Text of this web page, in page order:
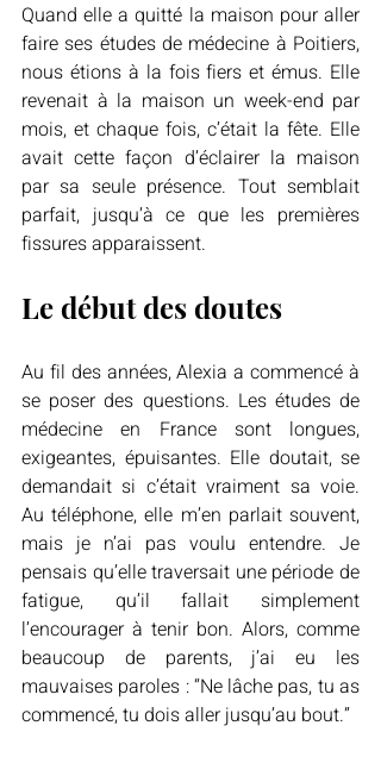
Quand elle a quitté la maison pour aller
faire ses études de médecine à Poitiers,
nous étions à la fois fiers et émus. Elle
revenait à la maison un week-end par
mois, et chaque fois, c’était la fête. Elle
avait cette façon d’éclairer la maison
par sa seule présence. Tout semblait
parfait, jusqu’à ce que les premières
fissures apparaissent.
Le début des doutes
Au fil des années, Alexia a commencé à
se poser des questions. Les études de
médecine en France sont longues,
exigeantes, épuisantes. Elle doutait, se
demandait si c’était vraiment sa voie.
Au téléphone, elle m’en parlait souvent,
mais je n’ai pas voulu entendre. Je
pensais qu’elle traversait une période de
fatigue, qu’il fallait simplement
l’encourager à tenir bon. Alors, comme
beaucoup de parents, j’ai eu les
mauvaises paroles : “Ne lâche pas, tu as
commencé, tu dois aller jusqu’au bout.”